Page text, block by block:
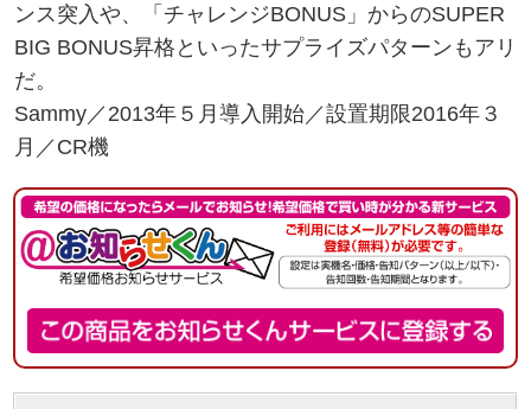
ンス突入や、「チャレンジBONUS」からのSUPER
BIG BONUS昇格といったサプライズパターンもアリ
だ。
Sammy／2013年５月導入開始／設置期限2016年３
月／CR機